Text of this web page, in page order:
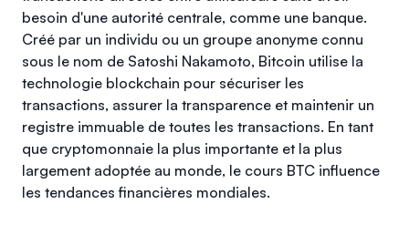
besoin d'une autorité centrale, comme une banque.
Créé par un individu ou un groupe anonyme connu
sous le nom de Satoshi Nakamoto, Bitcoin utilise la
technologie blockchain pour sécuriser les
transactions, assurer la transparence et maintenir un
registre immuable de toutes les transactions. En tant
que cryptomonnaie la plus importante et la plus
largement adoptée au monde, le cours BTC influence
les tendances financières mondiales.